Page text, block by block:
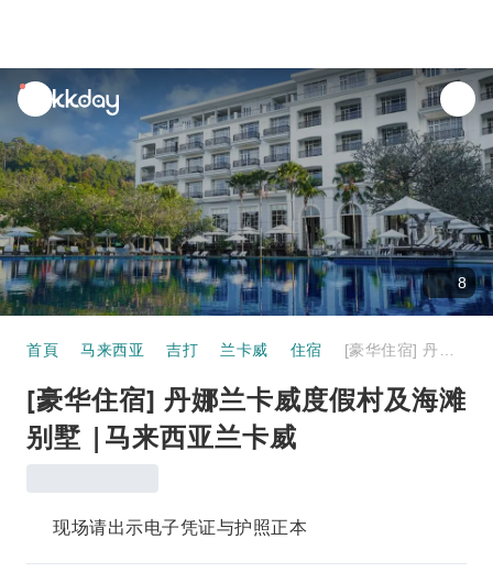
unread
notifications
8
首頁 马来西亚 吉打 兰卡威 住宿
[豪华住宿] 丹娜兰卡威度假村及海滩
别墅 |马来西亚兰卡威
现场请出示电子凭证与护照正本